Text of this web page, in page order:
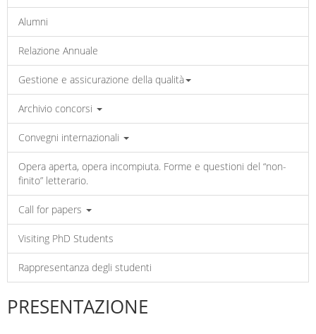
Alumni
Relazione Annuale
Gestione e assicurazione della qualità
Archivio concorsi
Convegni internazionali
Opera aperta, opera incompiuta. Forme e questioni del “non-
finito” letterario.
Call for papers
Visiting PhD Students
Rappresentanza degli studenti
PRESENTAZIONE